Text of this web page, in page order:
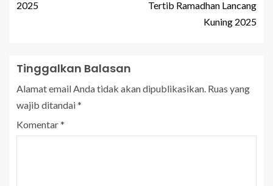
2025
Tertib Ramadhan Lancang
Kuning 2025
Tinggalkan Balasan
Alamat email Anda tidak akan dipublikasikan. Ruas yang
wajib ditandai*
Komentar*